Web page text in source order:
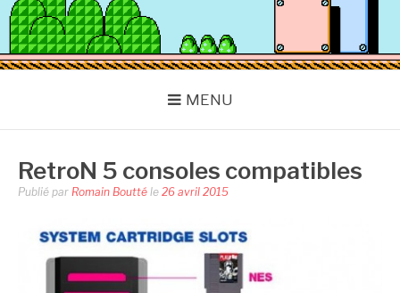
BAND OF GEEKS
Actu Geek d'hier et d'aujourd'hui
MENU
RetroN 5 consoles compatibles
Publié par Romain Boutté le 26 avril 2015